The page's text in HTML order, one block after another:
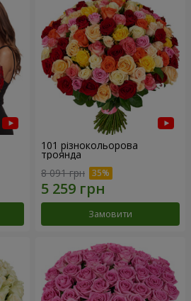
101 різнокольорова
троянда
8 091 грн
Замовити